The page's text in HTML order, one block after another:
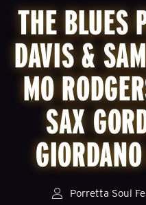
THE BLUES
DAVIS &
MO
SAX
Porretta Soul